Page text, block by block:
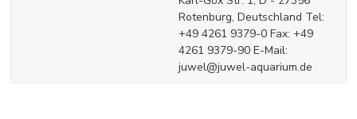
Rotenburg, Deutschland Tel:
+49 4261 9379-0 Fax: +49
4261 9379-90 E-Mail:
juwel@juwel-aquarium.de